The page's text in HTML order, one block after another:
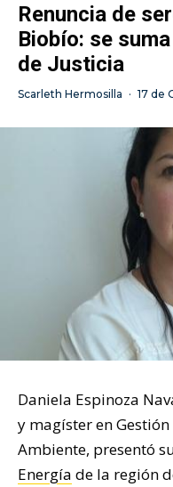
Renuncia de
Biobío: se
de Justicia
Scarleth Hermosilla · 17 de
Daniela Espinoza
y magíster en
Ambiente, presentó
Energía de la región